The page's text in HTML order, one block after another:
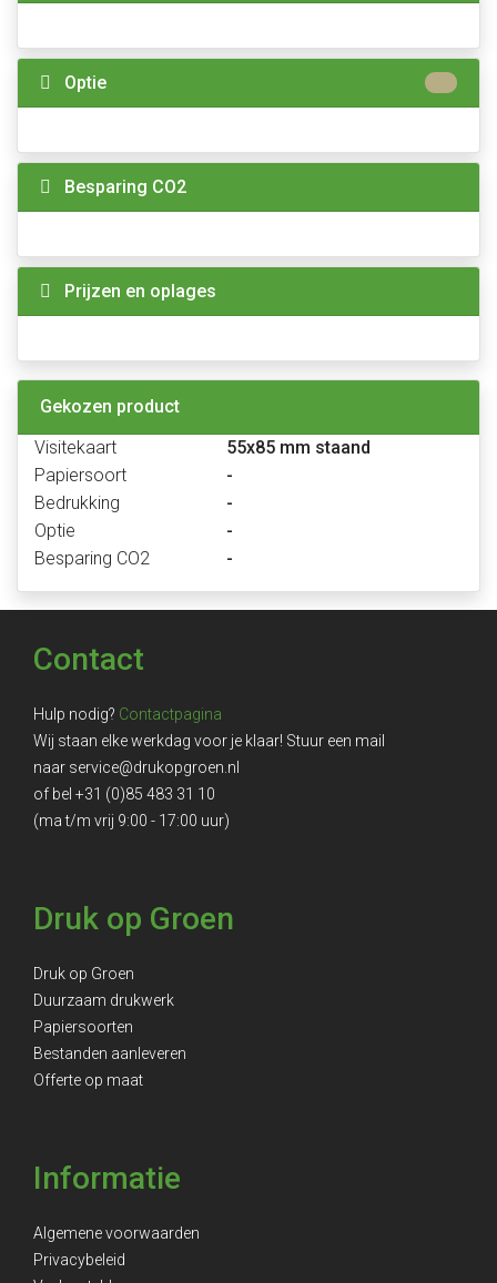
Optie
Besparing CO2
Prijzen en oplages
Gekozen product
Visitekaart
55x85 mm staand
Papiersoort
-
Bedrukking
-
Optie
-
Besparing CO2
-
Contact
Hulp nodig? Contactpagina
Wij staan elke werkdag voor je klaar! Stuur een mail
naar service@drukopgroen.nl
of bel +31 (0)85 483 31 10
(ma t/m vrij 9:00 - 17:00 uur)
Druk op Groen
Druk op Groen
Duurzaam drukwerk
Papiersoorten
Bestanden aanleveren
Offerte op maat
Informatie
Algemene voorwaarden
Privacybeleid